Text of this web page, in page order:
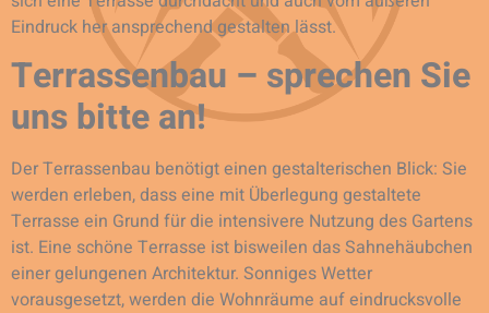
Eindruck her ansprechend gestalten lässt.
Terrassenbau – sprechen Sie
uns bitte an!
Der Terrassenbau benötigt einen gestalterischen Blick: Sie
werden erleben, dass eine mit Überlegung gestaltete
Terrasse ein Grund für die intensivere Nutzung des Gartens
ist. Eine schöne Terrasse ist bisweilen das Sahnehäubchen
einer gelungenen Architektur. Sonniges Wetter
vorausgesetzt, werden die Wohnräume auf eindrucksvolle